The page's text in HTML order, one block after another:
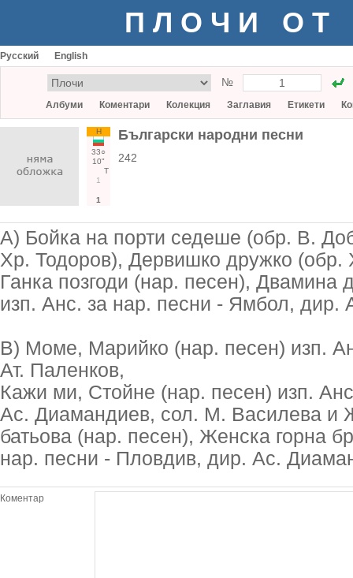
ПЛОЧИ ОТ
Русский English
№
Албуми Коментари Колекция Заглавия Етикети
Н
33○
10"
Т
1
1
Български народни песни
242
А) Бойка на порти седеше (обр. В.
Хр. Тодоров), Дервишко дружко
Ганка позгоди (нар. песен), Двамина
изп. Анс. за нар. песни - Ямбол, дир.
В) Моме, Марийко (нар. песен) изп.
Ат. Паленков,
Кажи ми, Стойне (нар. песен) изп.
Ас. Диамандиев, сол. М. Василева и
батьова (нар. песен), Женска горна
нар. песни - Пловдив, дир. Ас.
Коментар